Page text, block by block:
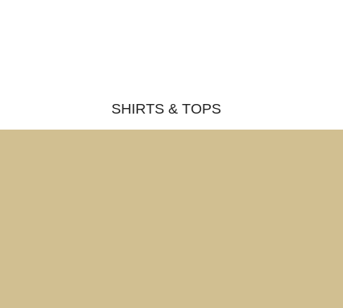
SHIRTS & TOPS